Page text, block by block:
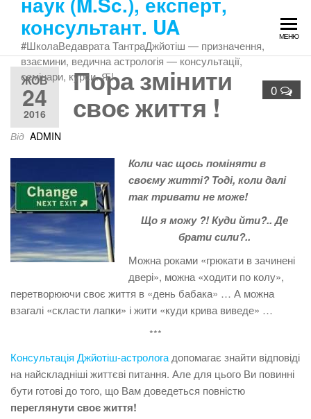
Перейти
змістуконсультант. UA
#ШколаВедаврата ТантраДжйотіш — призначення,
взаємини, ведична астрологія — консультації,
семінари, курси. Ԙ!
МЕНЮ
ЖОВ
24
2016
0
Пора змінити
своє життя !
Від ADMIN
Коли час щось поміняти в
своєму житті? Тоді, коли далі
так тривати не може!
Що я можу ?! Куди йти?.. Де
брати сили?..
Можна роками «грюкати в зачинені
двері», можна «ходити по колу»,
перетворюючи своє життя в «день бабака» … А можна
взагалі «скласти лапки» і жити «куди крива виведе» …
***
Консультація Джйотіш-астролога допомагає знайти відповіді
на найскладніші життєві питання. Але для цього Ви повинні
бути готові до того, що Вам доведеться повністю
переглянути своє життя!